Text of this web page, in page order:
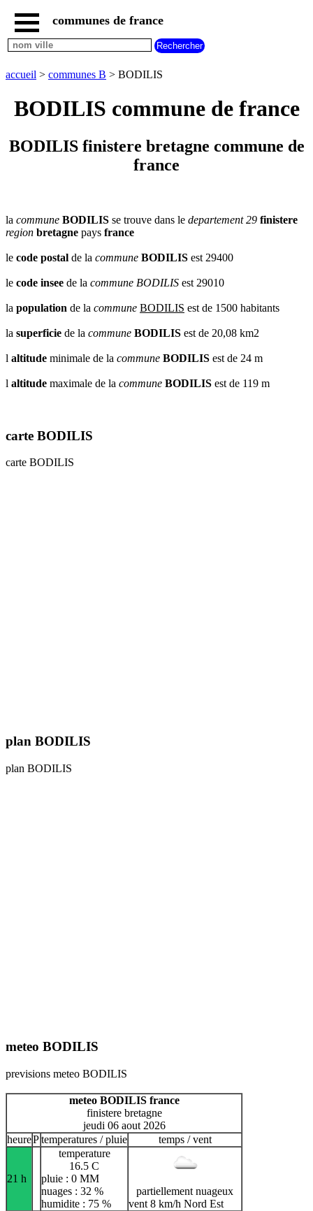
accueil
communes
regions
communes
par
A B C D E F
G
H
I J K L M
N
O
P Q R S T
U
V
W X Y Z
communes de france
accueil > communes B > BODILIS
BODILIS commune de france
BODILIS finistere bretagne commune de
france
la commune BODILIS se trouve dans le departement 29 finistere
region bretagne pays france
le code postal de la commune BODILIS est 29400
le code insee de la commune BODILIS est 29010
la population de la commune BODILIS est de 1500 habitants
la superficie de la commune BODILIS est de 20,08 km2
l altitude minimale de la commune BODILIS est de 24 m
l altitude maximale de la commune BODILIS est de 119 m
carte BODILIS
carte BODILIS
plan BODILIS
plan BODILIS
meteo BODILIS
previsions meteo BODILIS
meteo BODILIS france
finistere bretagne
jeudi 06 aout 2026
heurePtemperatures / pluie temps / vent
21 h
temperature
16.5 C
pluie : 0 MM
nuages : 32 %
humidite : 75 %
partiellement nuageux
vent 8 km/h Nord Est